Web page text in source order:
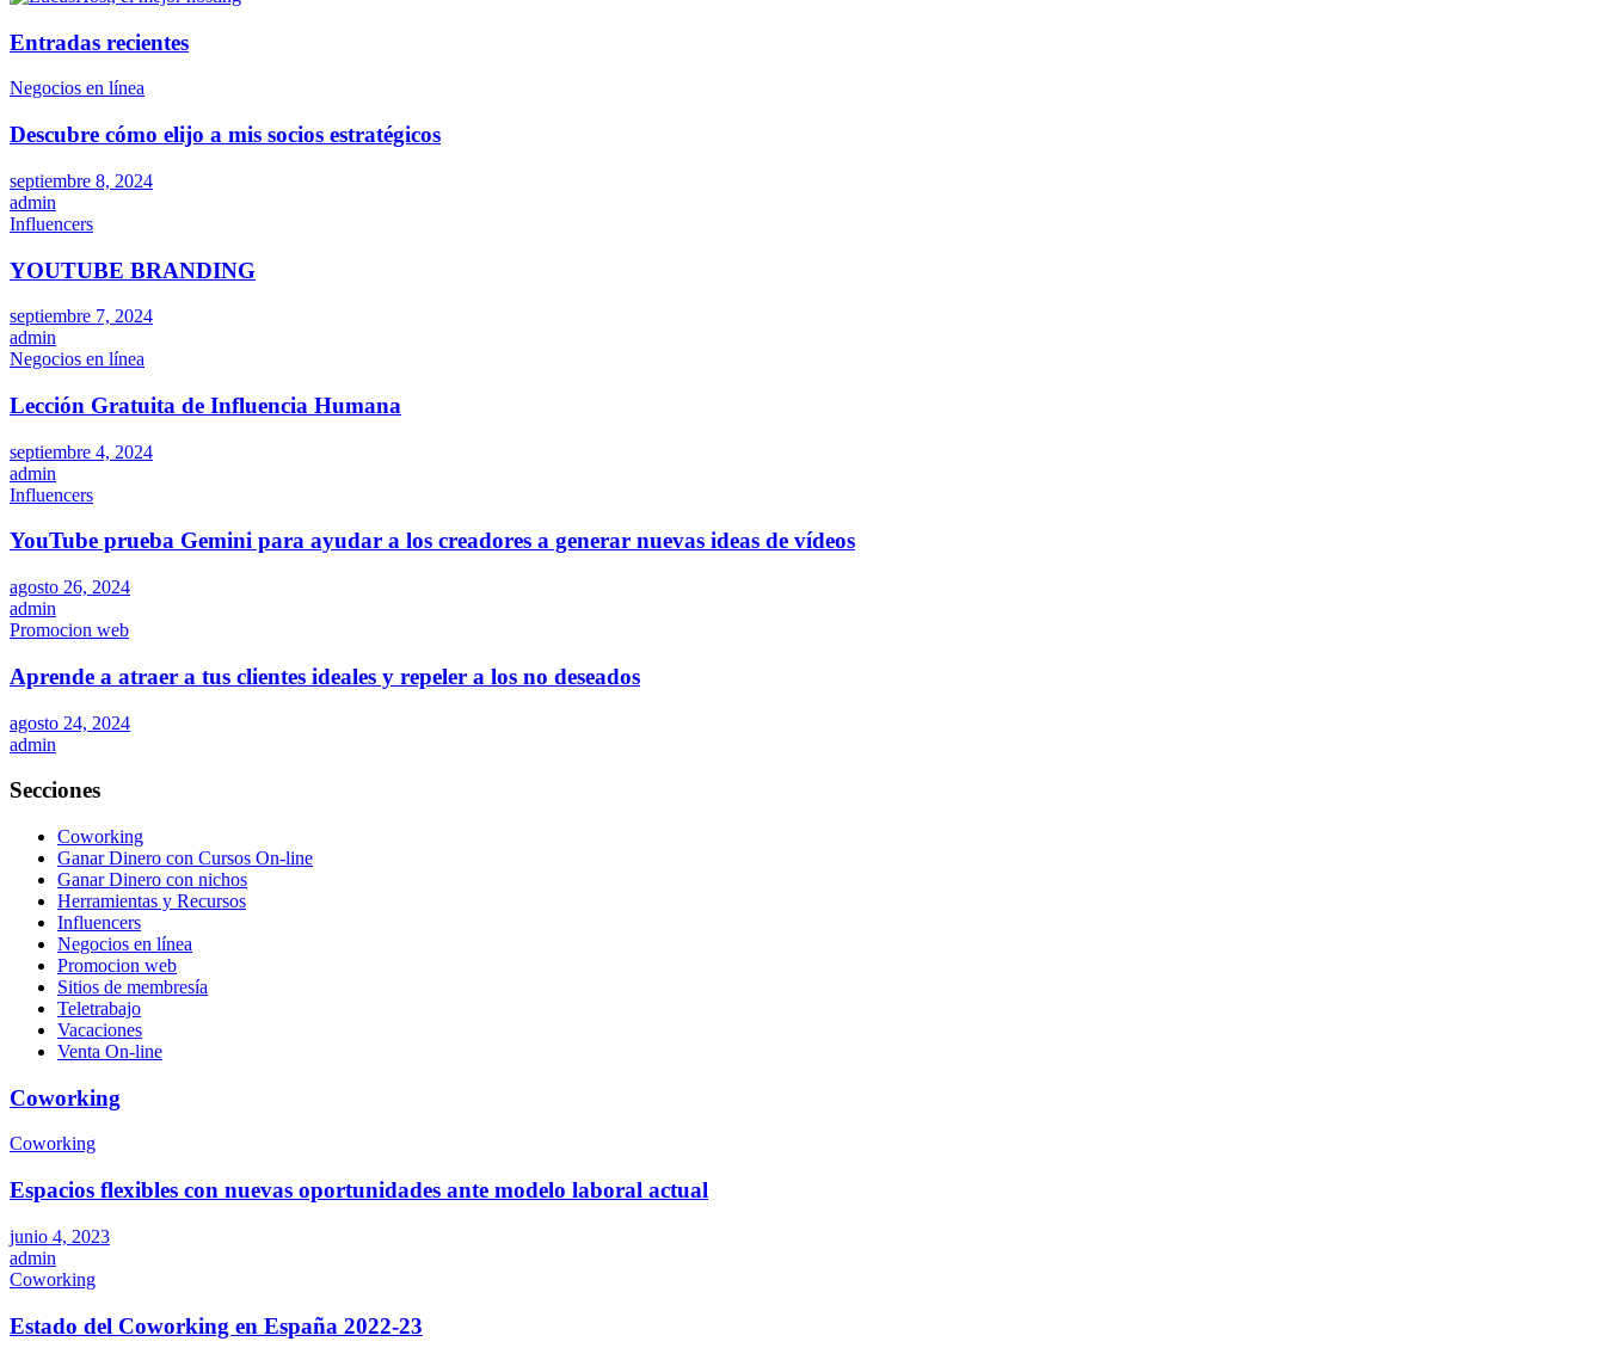
Entradas recientes
Negocios en línea
Descubre cómo elijo a mis socios estratégicos
septiembre 8, 2024
admin
Influencers
YOUTUBE BRANDING
septiembre 7, 2024
admin
Negocios en línea
Lección Gratuita de Influencia Humana
septiembre 4, 2024
admin
Influencers
YouTube prueba Gemini para ayudar a los creadores a generar nuevas ideas de vídeos
agosto 26, 2024
admin
Promocion web
Aprende a atraer a tus clientes ideales y repeler a los no deseados
agosto 24, 2024
admin
Secciones
Coworking
Ganar Dinero con Cursos On-line
Ganar Dinero con nichos
Herramientas y Recursos
Influencers
Negocios en línea
Promocion web
Sitios de membresía
Teletrabajo
Vacaciones
Venta On-line
Coworking
Coworking
Espacios flexibles con nuevas oportunidades ante modelo laboral actual
junio 4, 2023
admin
Coworking
Estado del Coworking en España 2022-23